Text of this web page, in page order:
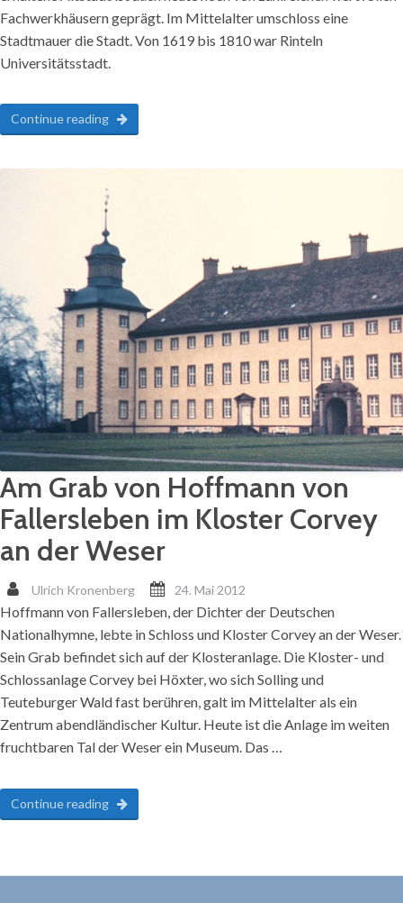
Fachwerkhäusern geprägt. Im Mittelalter umschloss eine
Stadtmauer die Stadt. Von 1619 bis 1810 war Rinteln
Universitätsstadt.
Continue reading
Am Grab von Hoffmann von
Fallersleben im Kloster Corvey
an der Weser
Ulrich Kronenberg 24. Mai 2012
Hoffmann von Fallersleben, der Dichter der Deutschen
Nationalhymne, lebte in Schloss und Kloster Corvey an der Weser.
Sein Grab befindet sich auf der Klosteranlage. Die Kloster- und
Schlossanlage Corvey bei Höxter, wo sich Solling und
Teuteburger Wald fast berühren, galt im Mittelalter als ein
Zentrum abendländischer Kultur. Heute ist die Anlage im weiten
fruchtbaren Tal der Weser ein Museum. Das …
Continue reading